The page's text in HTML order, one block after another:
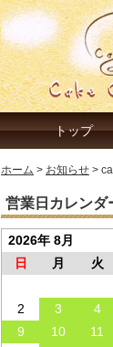
トップ
ホーム > お知らせ >
営業日カレンダ
2026年 8月
日
月 火
2
3 4
9
10 11